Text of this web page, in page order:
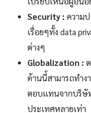
Security : ความ
เรื่อยๆทั้ง data
ต่างๆ
Globalization :
ด้านนี้สามารถทำง
ตอบแทนจากบริษั
ประเทศหลายเท่า